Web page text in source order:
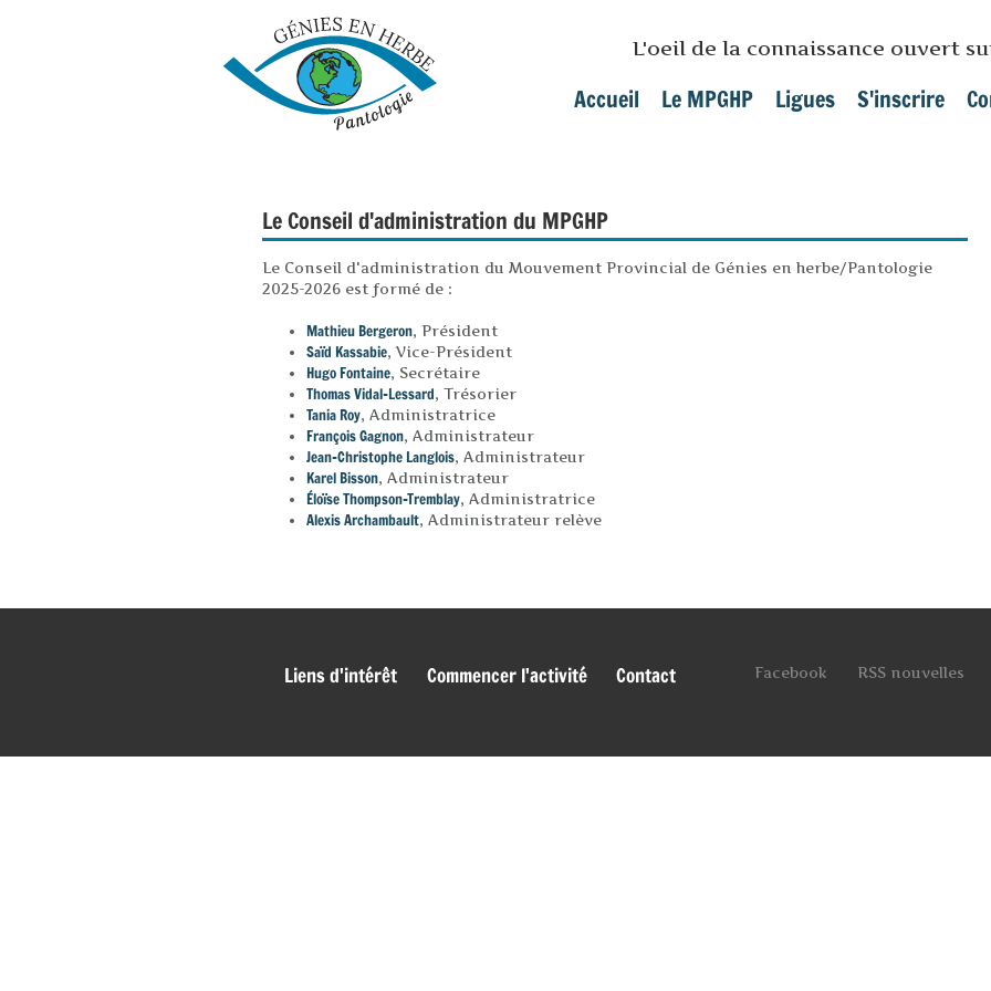
L'oeil de la connaissance ouvert
Main menu
Accueil Le MPGHP Ligues S'inscrire
Le Conseil d'administration du MPGHP
Le Conseil d'administration du Mouvement Provincial de Génies en herbe/Pantologie
2025-2026 est formé de :
Mathieu Bergeron, Président
Saïd Kassabie, Vice-Président
Hugo Fontaine, Secrétaire
Thomas Vidal-Lessard, Trésorier
Tania Roy, Administratrice
François Gagnon, Administrateur
Jean-Christophe Langlois, Administrateur
Karel Bisson, Administrateur
Éloïse Thompson-Tremblay, Administratrice
Alexis Archambault, Administrateur relève
Liens d'intérêt Commencer l'activité Contact Facebook RSS nouvelles